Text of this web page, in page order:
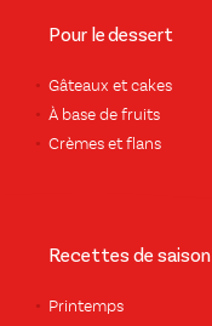
Pour le dessert
Gâteaux et cakes
À base de fruits
Crèmes et flans
Recettes de saison
Printemps